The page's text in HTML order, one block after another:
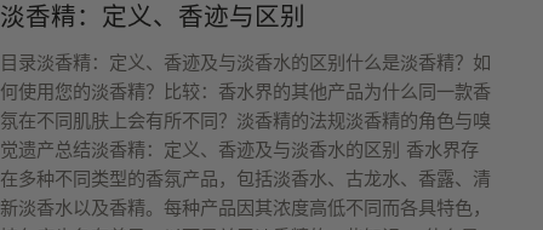
淡香精：定义、香迹与区别
目录淡香精：定义、香迹及与淡香水的区别什么是淡香精？如
何使用您的淡香精？比较：香水界的其他产品为什么同一款香
氛在不同肌肤上会有所不同？淡香精的法规淡香精的角色与嗅
觉遗产总结淡香精：定义、香迹及与淡香水的区别 香水界存
在多种不同类型的香氛产品，包括淡香水、古龙水、香露、清
新淡香水以及香精。每种产品因其浓度高低不同而各具特色，